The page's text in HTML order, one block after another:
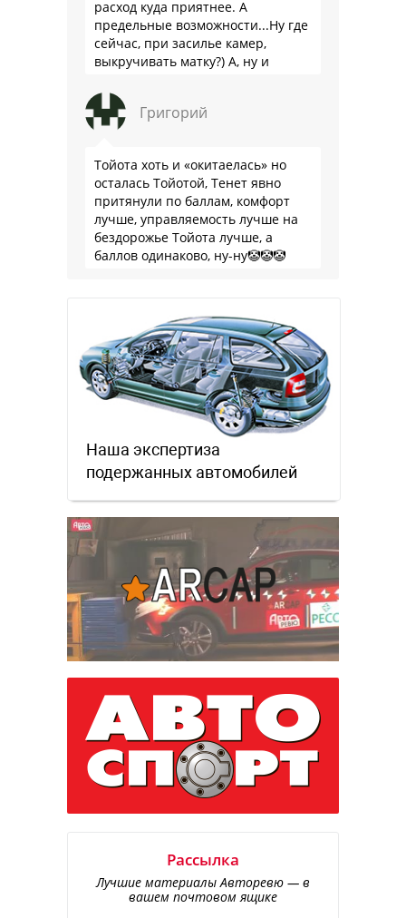
расход куда приятнее. А
предельные возможности...Ну где
сейчас, при засилье камер,
выкручивать матку?) А, ну и
забываем.
Григорий
Тойота хоть и «окитаелась» но
осталась Тойотой, Тенет явно
притянули по баллам, комфорт
лучше, управляемость лучше на
бездорожье Тойота лучше, а
баллов одинаково, ну-ну🤡🤡🤡
Наша экспертиза
подержанных автомобилей
Рассылка
Лучшие материалы Авторевю — в
вашем почтовом ящике